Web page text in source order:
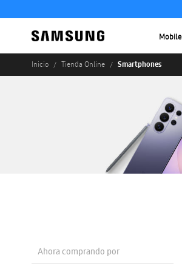
Mobile
Inicio Tienda Online Smartphones
Ahora comprando por